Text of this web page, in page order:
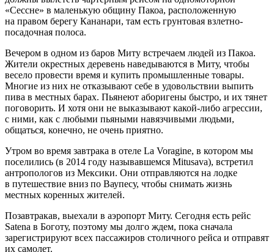
«Сессне» в маленькую общину Пакоа, расположенную
на правом берегу Кананари, там есть грунтовая взлетно-
посадочная полоса.
Вечером в одном из баров Миту встречаем людей из Пакоа.
Жители окрестных деревень наведываются в Миту, чтобы
весело провести время и купить промышленные товары.
Многие из них не отказывают себе в удовольствии выпить
пива в местных барах. Пьянеют аборигены быстро, и их тянет
поговорить. И хотя они не выказывают какой-либо агрессии,
с ними, как с любыми пьяными навязчивыми людьми,
общаться, конечно, не очень приятно.
Утром во время завтрака в отеле La Voragine, в котором мы
поселились (в 2014 году называвшемся Mitusava), встретил
антропологов из Мексики. Они отправляются на лодке
в путешествие вниз по Ваупесу, чтобы снимать жизнь
местных коренных жителей.
Позавтракав, выехали в аэропорт Миту. Сегодня есть рейс
Satena в Боготу, поэтому мы долго ждем, пока сначала
зарегистрируют всех пассажиров столичного рейса и отправят
их самолет.